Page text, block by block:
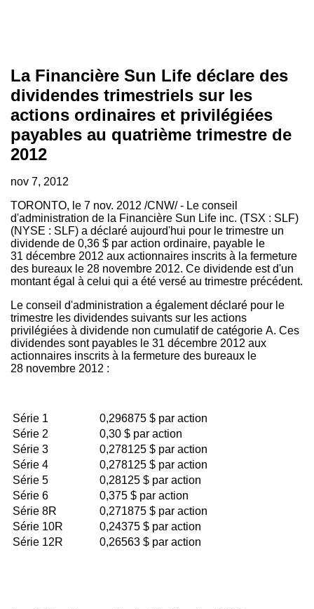
La Financière Sun Life déclare des
dividendes trimestriels sur les
actions ordinaires et privilégiées
payables au quatrième trimestre de
2012
nov 7, 2012
TORONTO, le 7 nov. 2012 /CNW/ - Le conseil
d'administration de la Financière Sun Life inc. (TSX : SLF)
(NYSE : SLF) a déclaré aujourd'hui pour le trimestre un
dividende de 0,36 $ par action ordinaire, payable le
31 décembre 2012 aux actionnaires inscrits à la fermeture
des bureaux le 28 novembre 2012. Ce dividende est d'un
montant égal à celui qui a été versé au trimestre précédent.
Le conseil d'administration a également déclaré pour le
trimestre les dividendes suivants sur les actions
privilégiées à dividende non cumulatif de catégorie A. Ces
dividendes sont payables le 31 décembre 2012 aux
actionnaires inscrits à la fermeture des bureaux le
28 novembre 2012 :
Série 1
0,296875 $ par action
Série 2
0,30 $ par action
Série 3
0,278125 $ par action
Série 4
0,278125 $ par action
Série 5
0,28125 $ par action
Série 6
0,375 $ par action
Série 8R
0,271875 $ par action
Série 10R
0,24375 $ par action
Série 12R
0,26563 $ par action